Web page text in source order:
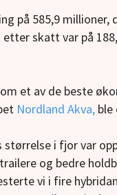
på 585,9
skatt var på
et av de beste
Nordland Akva, ble
størrelse i fjor var
og bedre
vi i fire